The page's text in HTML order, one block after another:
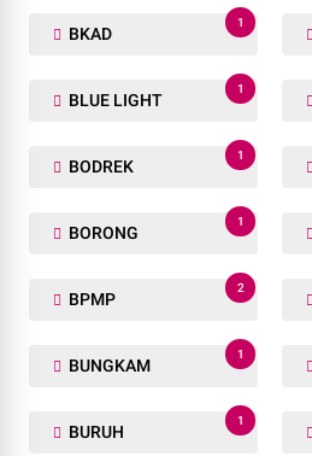
2
BEKASI
3
3
1
1892
BIMBINGAN ROHANI
1
BKAD
1